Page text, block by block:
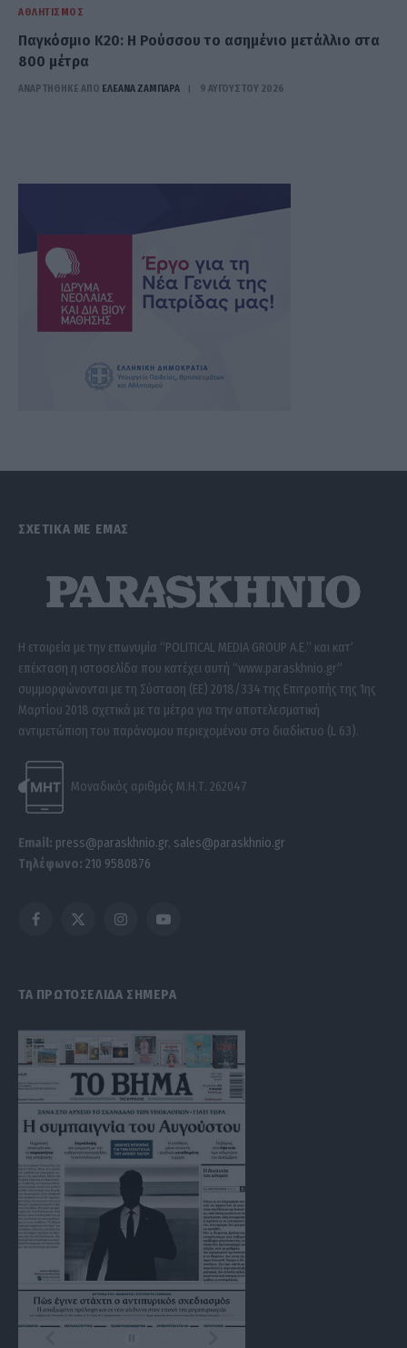
ΑΘΛΗΤΙΣΜΌΣ
Παγκόσμιο Κ20: Η Ρούσσου το ασημένιο μετάλλιο στα
800 μέτρα
ΑΝΑΡΤΗΘΗΚΕ ΑΠΟ ΕΛΕΑΝΑ ΖΑΜΠΑΡΑ 9 ΑΥΓΟΎΣΤΟΥ 2026
ΣΧΕΤΙΚΑ ΜΕ ΕΜΑΣ
Η εταιρεία με την επωνυμία “POLITICAL MEDIA GROUP A.E.” και κατ’
επέκταση η ιστοσελίδα που κατέχει αυτή “www.paraskhnio.gr”
συμμορφώνονται με τη Σύσταση (ΕΕ) 2018/334 της Επιτροπής της 1ης
Μαρτίου 2018 σχετικά με τα μέτρα για την αποτελεσματική
αντιμετώπιση του παράνομου περιεχομένου στο διαδίκτυο (L 63).
Μοναδικός αριθμός Μ.Η.Τ. 262047
Email: press@paraskhnio.gr, sales@paraskhnio.gr
Τηλέφωνο: 210 9580876
Facebook
X
InstagramYouTube
ΤΑ ΠΡΩΤΟΣΕΛΙΔΑ ΣΗΜΕΡΑ